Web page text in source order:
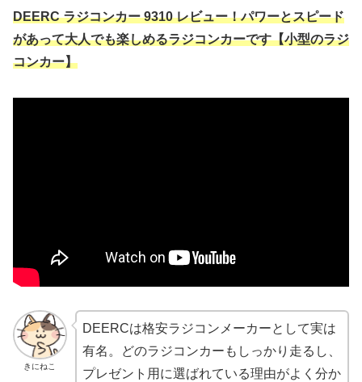
DEERC ラジコンカー 9310 レビュー！パワーとスピード
があって大人でも楽しめるラジコンカーです【小型のラジ
コンカー】
きにねこ
DEERCは格安ラジコンメーカーとして実は
有名。どのラジコンカーもしっかり走るし、
プレゼント用に選ばれている理由がよく分か